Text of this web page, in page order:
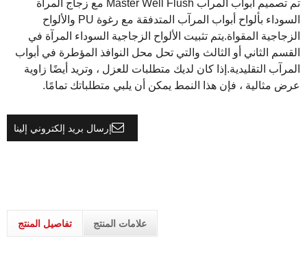
تم تصميم أبواب المرآب Master Well Flush مع زجاج المرآة
السوداء بألواح أبواب المرآب المتدفقة مع رغوة PU والألواح
الزجاجية المقواة.يتم تثبيت الألواح الزجاجية السوداء المرآة في
القسم الثاني أو الثالث والتي تحل محل النوافذ المؤطرة في أبواب
المرآب التقليدية.إذا كان لديك متطلبات للعزل ، وتريد أيضًا زاوية
عرض مثالية ، فإن هذا النمط يمكن أن يلبي متطلباتك تمامًا.
إرسال بريد إلكتروني إلينا
تفاصيل المنتج علامات المنتج